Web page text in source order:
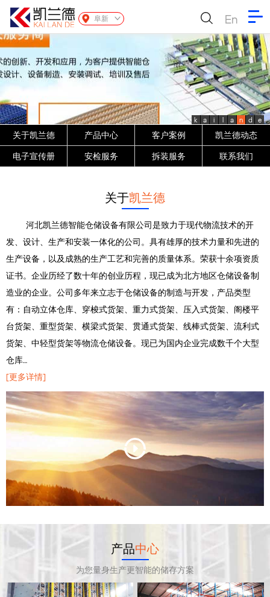
阜新 En
k a i l a n d e
关于凯兰德 产品中心 客户案例 凯兰德动态
电子宣传册 安检服务 拆装服务 联系我们
关于凯兰德
河北凯兰德智能仓储设备有限公司是致力于现代物流技术的开
发、设计、生产和安装一体化的公司。具有雄厚的技术力量和先进的
生产设备，以及成熟的生产工艺和完善的质量体系。荣获十余项资质
证书。企业历经了数十年的创业历程，现已成为北方地区仓储设备制
造业的企业。公司多年来立志于仓储设备的制造与开发，产品类型
有：自动立体仓库、穿梭式货架、重力式货架、压入式货架、阁楼平
台货架、重型货架、横梁式货架、贯通式货架、线棒式货架、流利式
货架、中轻型货架等物流仓储设备。现已为国内企业完成数千个大型
仓库…
[更多详情]
产品中心
为您量身生产更智能的储存方案